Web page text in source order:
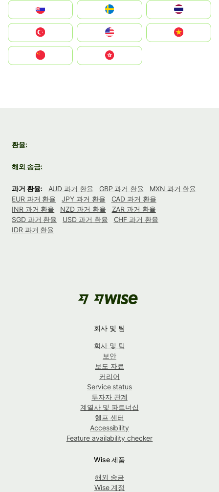
United States
中國香港特別行政區
환율:
해외 송금:
과거 환율: AUD 과거 환율 GBP 과거 환율
MXN 과거 환율
EUR 과거 환율
JPY 과거 환율
CAD 과거 환율
INR 과거 환율
NZD 과거 환율
ZAR 과거 환율
SGD 과거 환율
USD 과거 환율
CHF 과거 환율
IDR 과거 환율
회사 및 팀
회사 및 팀
보안
보도 자료
커리어
Service status
투자자 관계
계열사 및 파트너십
헬프 센터
Accessibility
Feature availability checker
Wise 제품
해외 송금
Wise 계정